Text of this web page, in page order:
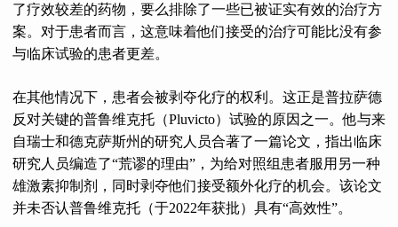
了疗效较差的药物，要么排除了一些已被证实有效的治疗方
案。对于患者而言，这意味着他们接受的治疗可能比没有参
与临床试验的患者更差。
在其他情况下，患者会被剥夺化疗的权利。这正是普拉萨德
反对关键的普鲁维克托（Pluvicto）试验的原因之一。他与来
自瑞士和德克萨斯州的研究人员合著了一篇论文，指出临床
研究人员编造了“荒谬的理由”，为给对照组患者服用另一种
雄激素抑制剂，同时剥夺他们接受额外化疗的机会。该论文
并未否认普鲁维克托（于2022年获批）具有“高效性”。